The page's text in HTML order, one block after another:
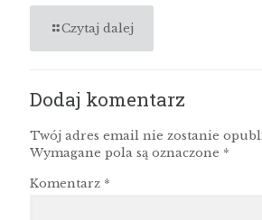
Czytaj dalej
Dodaj komentarz
Twój adres email nie zostanie
Wymagane pola są oznaczone *
Komentarz *